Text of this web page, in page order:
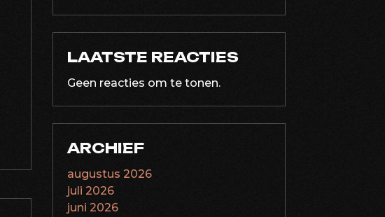
LAATSTE REACTIES
Geen reacties om te tonen.
ARCHIEF
augustus 2026
juli 2026
juni 2026